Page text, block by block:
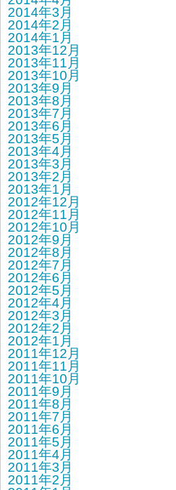
2014年3月
2014年2月
2014年1月
2013年12月
2013年11月
2013年10月
2013年9月
2013年8月
2013年7月
2013年6月
2013年5月
2013年4月
2013年3月
2013年2月
2013年1月
2012年12月
2012年11月
2012年10月
2012年9月
2012年8月
2012年7月
2012年6月
2012年5月
2012年4月
2012年3月
2012年2月
2012年1月
2011年12月
2011年11月
2011年10月
2011年9月
2011年8月
2011年7月
2011年6月
2011年5月
2011年4月
2011年3月
2011年2月